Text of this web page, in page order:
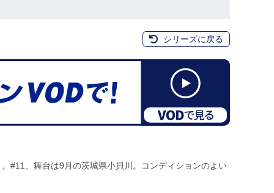
シリーズに戻る
#11、舞台は9月の茨城県小貝川。コンディションのよい